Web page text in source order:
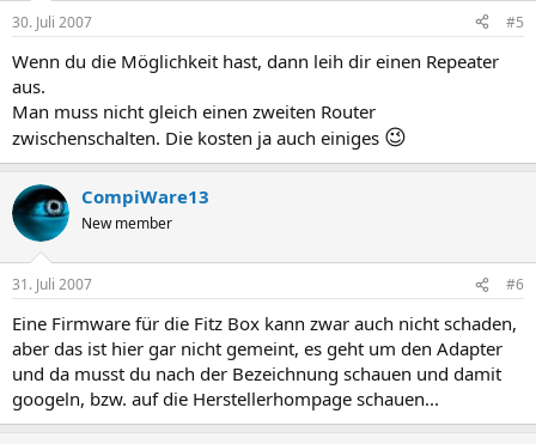
30. Juli 2007 #5
Wenn du die Möglichkeit hast, dann leih dir einen Repeater
aus.
Man muss nicht gleich einen zweiten Router
zwischenschalten. Die kosten ja auch einiges 😉
CompiWare13
New member
31. Juli 2007 #6
Eine Firmware für die Fitz Box kann zwar auch nicht schaden,
aber das ist hier gar nicht gemeint, es geht um den Adapter
und da musst du nach der Bezeichnung schauen und damit
googeln, bzw. auf die Herstellerhompage schauen...